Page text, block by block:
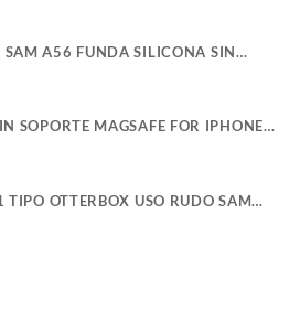
SAM A56 FUNDA SILICONA SIN
SAMSUNG
SOPORTE MAGSAFE FOR IPHONE
MAGSAFE
TIPO OTTERBOX USO RUDO SAM
S26 ULTRA